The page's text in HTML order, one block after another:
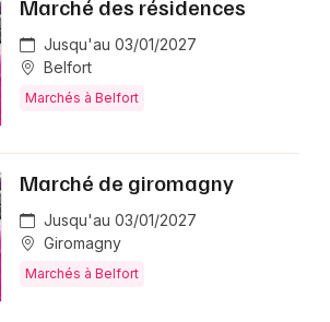
de Belfort
Marché des résidences
Jusqu'au 03/01/2027
Belfort
Marchés à Belfort
Marché de giromagny
Jusqu'au 03/01/2027
Giromagny
Marchés à Belfort